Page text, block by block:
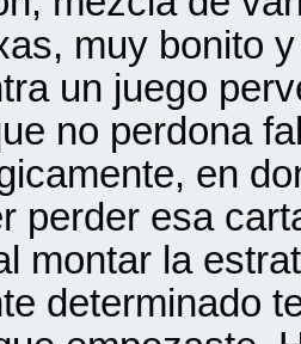
muy bonito
un juego
no perdona
en
perder esa
montar la
determinado